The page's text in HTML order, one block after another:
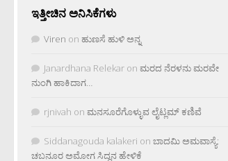
ಇತ್ತೀಚಿನ ಅನಿಸಿಕೆಗಳು
Viren on ಹುಣಸೆ ಹುಳಿ ಅನ್ನ
Janardhana Relekar on ಮರದ ನೆರಳನು ಮರವೇ
ನುಂಗಿ ಹಾಕಿದಾಗ…
rjnivah on ಮನಸೂರೆಗೊಳ್ಳುವ ಲೈಟ್ಲಮ್ ಕಣಿವೆ
Siddanagouda kalakeri on ಬಾದಮಿ ಅಮವಾಸ್ಯೆ:
ಚಬನೂರ ಅಮೋಗ ಸಿದ್ದನ ಹೇಳಿಕೆ